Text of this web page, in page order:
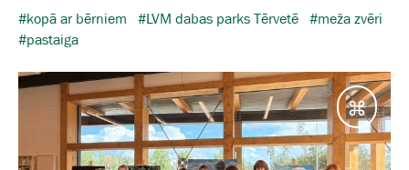
#kopā ar bērniem #LVM dabas parks Tērvetē #meža zvēri
#pastaiga